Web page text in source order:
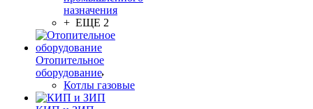
назначения
+ ЕЩЕ 2
Отопительное
оборудование
Котлы газовые